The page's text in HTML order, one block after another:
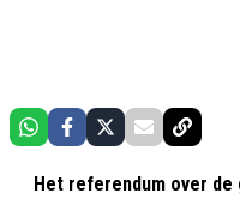
Het referendum over